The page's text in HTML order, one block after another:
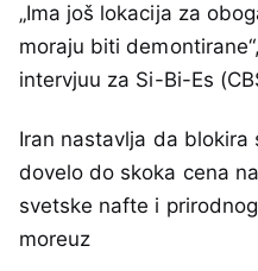
„Ima još lokacija za
moraju biti
intervjuu za Si-Bi-Es
Iran nastavlja da
dovelo do skoka cena
svetske nafte i
moreuz